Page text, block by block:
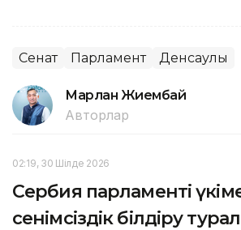
Сенат Парламент Денсаулық
Марлан Жиембай
Авторлар
02:19, 30 Шілде 2026
Сербия парламенті
сенімсіздік білдіру